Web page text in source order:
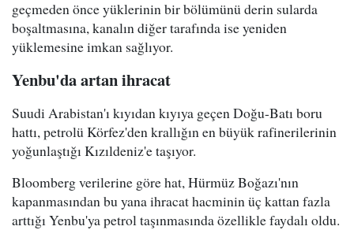
geçmeden önce yüklerinin bir bölümünü derin sularda
boşaltmasına, kanalın diğer tarafında ise yeniden
yüklemesine imkan sağlıyor.
Yenbu'da artan ihracat
Suudi Arabistan'ı kıyıdan kıyıya geçen Doğu-Batı boru
hattı, petrolü Körfez'den krallığın en büyük rafinerilerinin
yoğunlaştığı Kızıldeniz'e taşıyor.
Bloomberg verilerine göre hat, Hürmüz Boğazı'nın
kapanmasından bu yana ihracat hacminin üç kattan fazla
arttığı Yenbu'ya petrol taşınmasında özellikle faydalı oldu.